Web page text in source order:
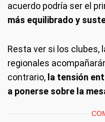
acuerdo podría ser el
más equilibrado y
Resta ver si los clubes,
regionales
contrario, la tensión
a ponerse sobre la